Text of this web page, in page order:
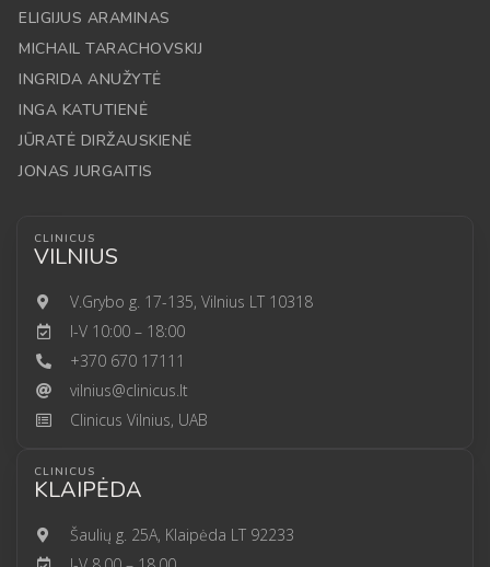
ELIGIJUS ARAMINAS
MICHAIL TARACHOVSKIJ
INGRIDA ANUŽYTĖ
INGA KATUTIENĖ
JŪRATĖ DIRŽAUSKIENĖ
JONAS JURGAITIS
CLINICUS
VILNIUS
V.Grybo g. 17-135, Vilnius LT 10318
I-V 10:00 – 18:00
+370 670 17111
vilnius@clinicus.lt
Clinicus Vilnius, UAB
CLINICUS
KLAIPĖDA
Šaulių g. 25A, Klaipėda LT 92233